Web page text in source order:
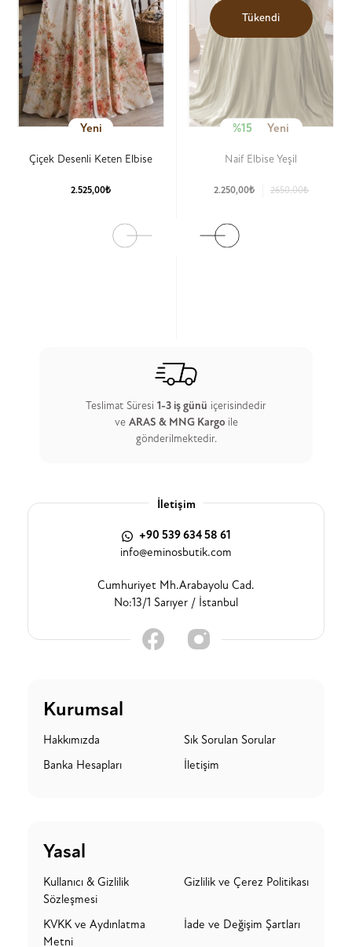
Yeni
Çiçek Desenli Keten Elbise
2.525,00₺
Tükendi
%15 Yeni
Naif Elbise Yeşil
2.250,00₺ 2650.00₺
Teslimat Süresi 1-3 iş günü içerisindedir
ve ARAS & MNG Kargo ile
gönderilmektedir.
İletişim
+90 539 634 58 61
info@eminosbutik.com
Cumhuriyet Mh.Arabayolu Cad.
No:13/1 Sarıyer / İstanbul
Kurumsal
Hakkımızda
Sık Sorulan Sorular
Banka Hesapları
İletişim
Yasal
Kullanıcı & Gizlilik
Sözleşmesi
Gizlilik ve Çerez Politikası
KVKK ve Aydınlatma
Metni
İade ve Değişim Şartları